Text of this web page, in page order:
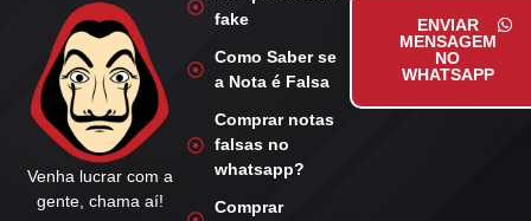
Venha lucrar com a
gente, chama aí!
fake
Como Saber se
a Nota é Falsa
Comprar notas
falsas no
whatsapp?
Comprar
ENVIAR
MENSAGEM
NO
WHATSAPP